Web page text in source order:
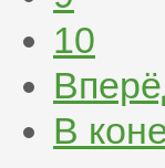
10
В